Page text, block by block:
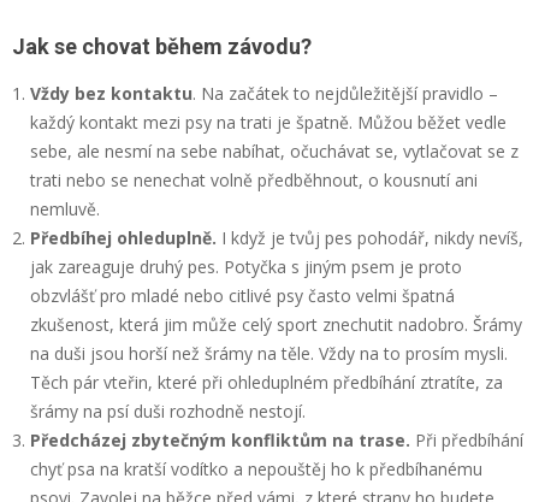
Jak se chovat během závodu?
Vždy bez kontaktu. Na začátek to nejdůležitější pravidlo –
každý kontakt mezi psy na trati je špatně. Můžou běžet vedle
sebe, ale nesmí na sebe nabíhat, očuchávat se, vytlačovat se z
trati nebo se nenechat volně předběhnout, o kousnutí ani
nemluvě.
Předbíhej ohleduplně. I když je tvůj pes pohodář, nikdy nevíš,
jak zareaguje druhý pes. Potyčka s jiným psem je proto
obzvlášť pro mladé nebo citlivé psy často velmi špatná
zkušenost, která jim může celý sport znechutit nadobro. Šrámy
na duši jsou horší než šrámy na těle. Vždy na to prosím mysli.
Těch pár vteřin, které při ohleduplném předbíhání ztratíte, za
šrámy na psí duši rozhodně nestojí.
Předcházej zbytečným konfliktům na trase. Při předbíhání
chyť psa na kratší vodítko a nepouštěj ho k předbíhanému